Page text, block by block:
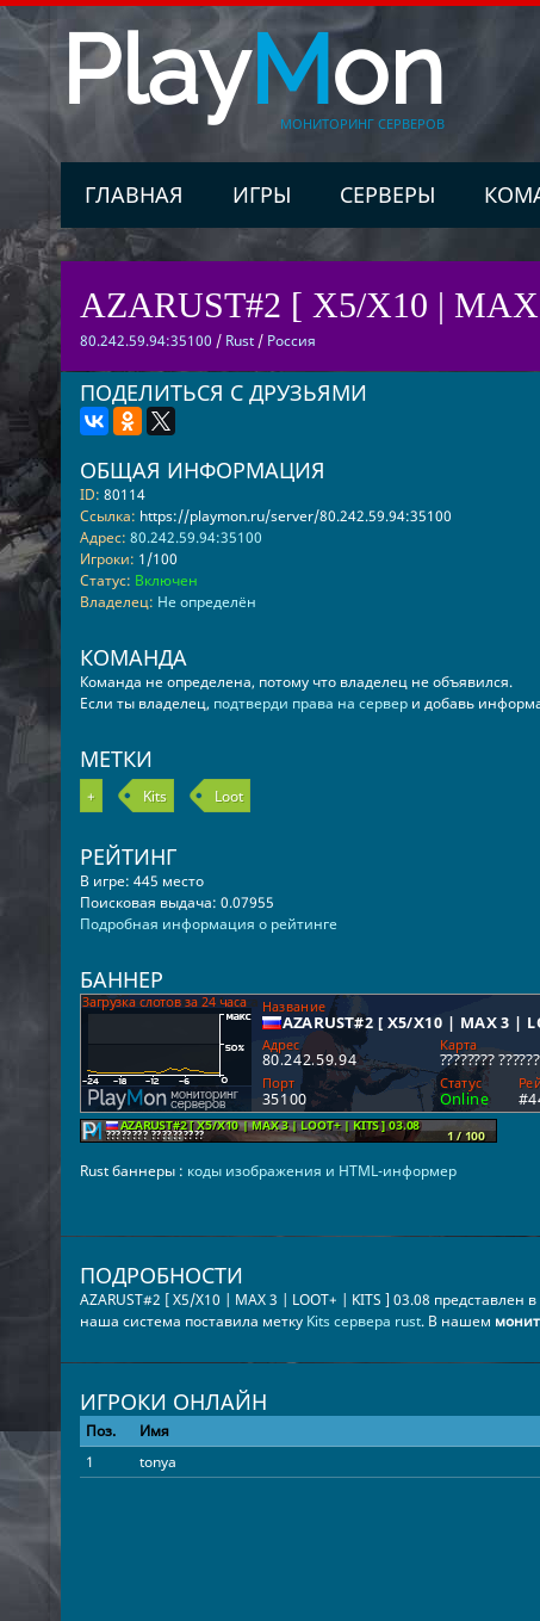
PlayMon
МОНИТОРИНГ СЕРВЕРОВ
ГЛАВНАЯ ИГРЫ СЕРВЕРЫ
AZARUST#2 [ X5/X10 |
80.242.59.94:35100 / Rust/ Россия
ПОДЕЛИТЬСЯ С ДРУЗЬЯМИ
ОБЩАЯ ИНФОРМАЦИЯ
ID: 80114
Ссылка: https://playmon.ru/server/80.242.59.94:35100
Адрес: 80.242.59.94:35100
Игроки: 1/100
Статус: Включен
Владелец: Не определён
КОМАНДА
Команда не определена, потому что владелец не объявился.
Если ты владелец, подтверди права на сервери добавь
МЕТКИ
+ Kits Loot
РЕЙТИНГ
В игре: 445 место
Поисковая выдача: 0.07955
Подробная информация о рейтинге
БАННЕР
Rust баннеры : коды изображения и HTML-информер
ПОДРОБНОСТИ
AZARUST#2 [ X5/X10 | MAX 3 | LOOT+ | KITS ] 03.08 представлен
наша система поставила метку Kits сервера rust. В нашем
ИГРОКИ ОНЛАЙН
Поз. Имя
1
tonya